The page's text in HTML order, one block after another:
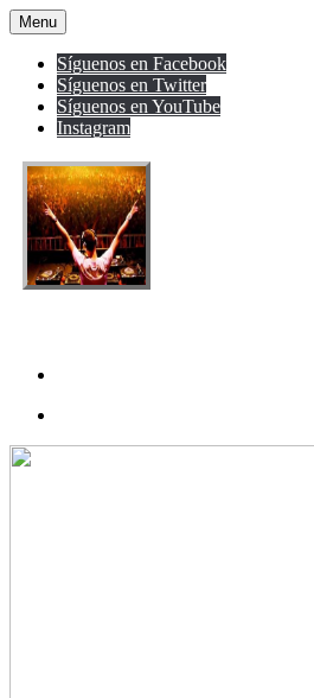
Menu
Síguenos en Facebook
Síguenos en Twitter
Síguenos en YouTube
Instagram